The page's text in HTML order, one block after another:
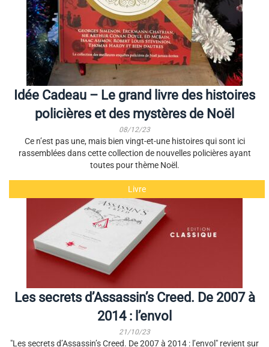
Idée Cadeau – Le grand livre des histoires
policières et des mystères de Noël
08/12/23
Ce n’est pas une, mais bien vingt-et-une histoires qui sont ici
rassemblées dans cette collection de nouvelles policières ayant
toutes pour thème Noël.
Livre
Les secrets d’Assassin’s Creed. De 2007 à
2014 : l’envol
21/10/23
"Les secrets d’Assassin’s Creed. De 2007 à 2014 : l’envol" revient sur